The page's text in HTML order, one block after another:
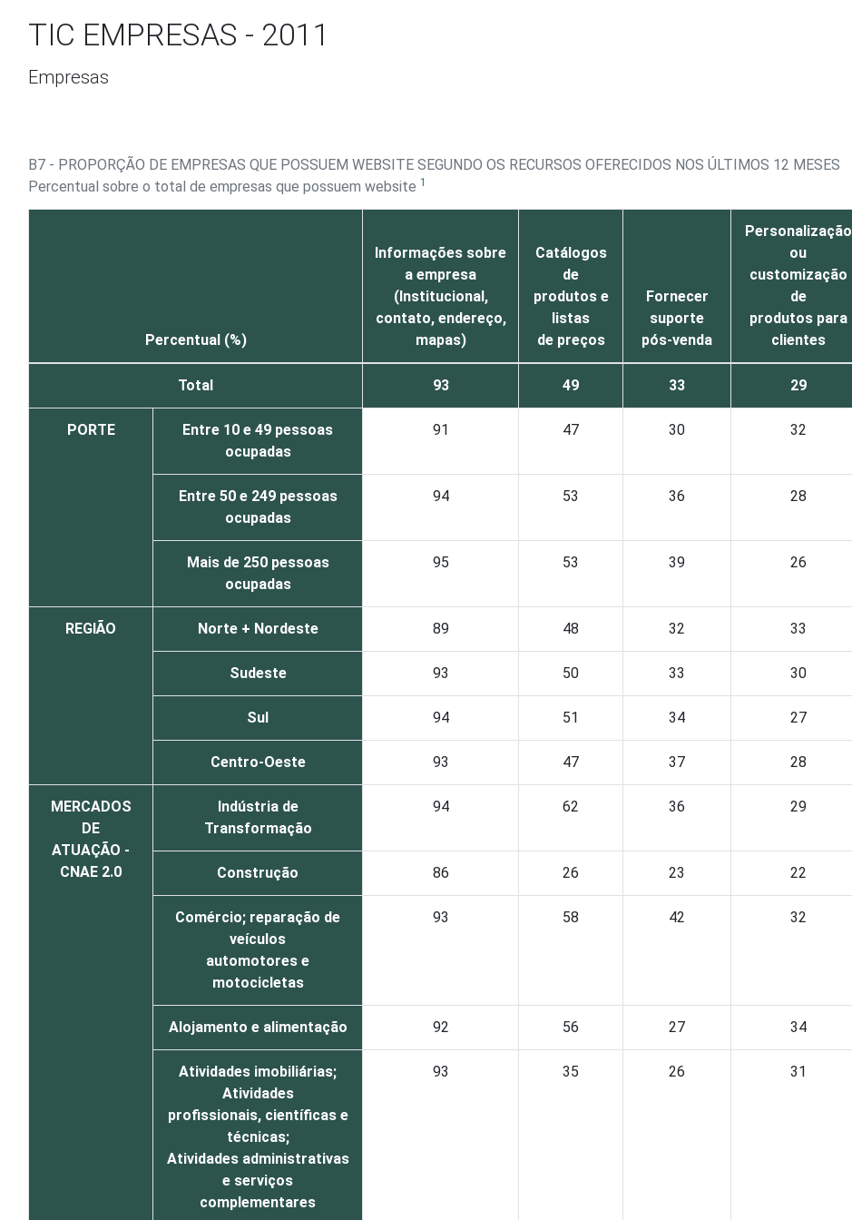
TIC EMPRESAS - 2011
Empresas
B7 - PROPORÇÃO DE EMPRESAS QUE POSSUEM WEBSITE SEGUNDO OS RECURSOS OFERECIDOS NOS ÚLTIMOS 12 MESES
Percentual sobre o total de empresas que possuem website 1
Percentual (%)
Informações sobre
a empresa
(Institucional,
contato, endereço,
mapas)
Catálogos
de
produtos e
listas
de preços
Fornecer
suporte
pós-venda
Personalização
ou
customização
de
produtos para
clientes
Total 93 49 33 29
PORTE
Entre 10 e 49 pessoas
ocupadas
91 47 30 32
Entre 50 e 249 pessoas
ocupadas
94 53 36 28
Mais de 250 pessoas
ocupadas
95 53 39 26
REGIÃO Norte + Nordeste 89 48 32 33
Sudeste 93 50 33 30
Sul 94 51 34 27
Centro-Oeste 93 47 37 28
MERCADOS
DE
ATUAÇÃO -
CNAE 2.0
Indústria de
Transformação
94 62 36 29
Construção 86 26 23 22
Comércio; reparação de
veículos
automotores e
motocicletas
93 58 42 32
Alojamento e alimentação 92 56 27 34
Atividades imobiliárias;
Atividades
profissionais, científicas e
técnicas;
Atividades administrativas
e serviços
complementares
93 35 26 31